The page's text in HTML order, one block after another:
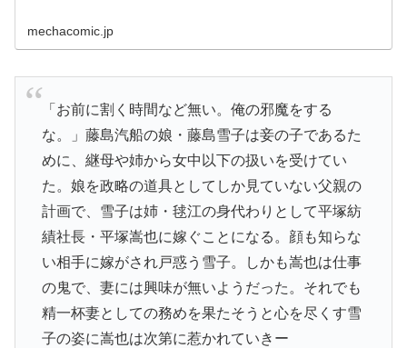
mechacomic.jp
「お前に割く時間など無い。俺の邪魔をする
な。」藤島汽船の娘・藤島雪子は妾の子であるた
めに、継母や姉から女中以下の扱いを受けてい
た。娘を政略の道具としてしか見ていない父親の
計画で、雪子は姉・毬江の身代わりとして平塚紡
績社長・平塚嵩也に嫁ぐことになる。顔も知らな
い相手に嫁がされ戸惑う雪子。しかも嵩也は仕事
の鬼で、妻には興味が無いようだった。それでも
精一杯妻としての務めを果たそうと心を尽くす雪
子の姿に嵩也は次第に惹かれていきー